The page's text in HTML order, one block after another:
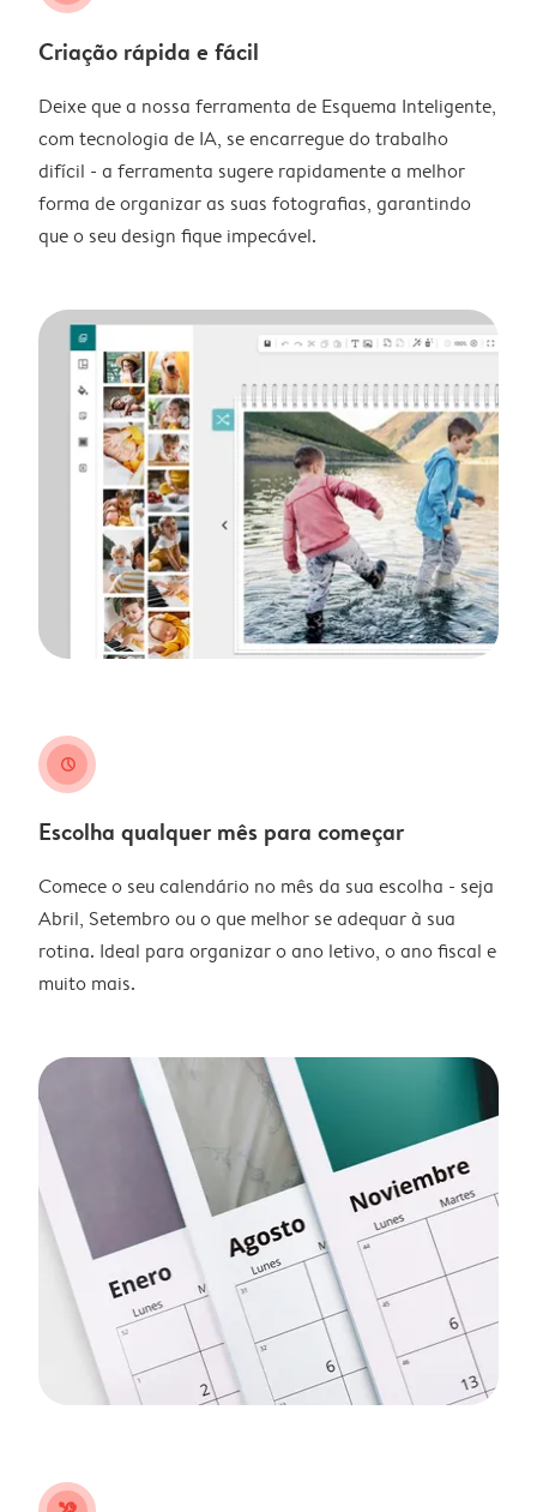
Criação rápida e fácil
Deixe que a nossa ferramenta de Esquema Inteligente,
com tecnologia de IA, se encarregue do trabalho
difícil - a ferramenta sugere rapidamente a melhor
forma de organizar as suas fotografias, garantindo
que o seu design fique impecável.
clock
Escolha qualquer mês para começar
Comece o seu calendário no mês da sua escolha - seja
Abril, Setembro ou o que melhor se adequar à sua
rotina. Ideal para organizar o ano letivo, o ano fiscal e
muito mais.